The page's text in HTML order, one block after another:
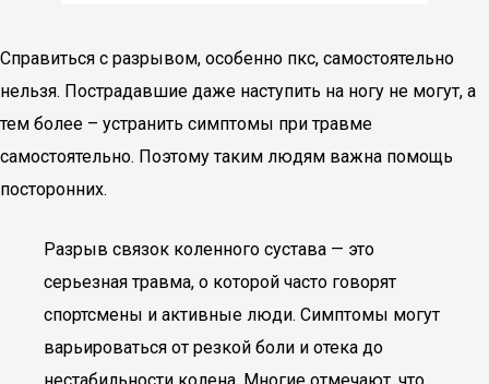
Справиться с разрывом, особенно пкс, самостоятельно
нельзя. Пострадавшие даже наступить на ногу не могут, а
тем более – устранить симптомы при травме
самостоятельно. Поэтому таким людям важна помощь
посторонних.
Разрыв связок коленного сустава — это
серьезная травма, о которой часто говорят
спортсмены и активные люди. Симптомы могут
варьироваться от резкой боли и отека до